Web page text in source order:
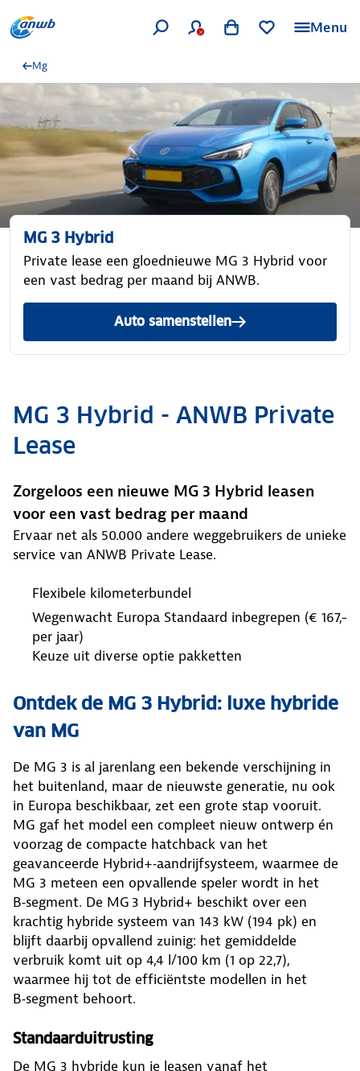
Menu
Mg
MG 3 Hybrid
Private lease een gloednieuwe MG 3 Hybrid voor
een vast bedrag per maand bij ANWB.
Auto samenstellen
MG 3 Hybrid - ANWB Private
Lease
Zorgeloos een nieuwe MG 3 Hybrid leasen
voor een vast bedrag per maand
Ervaar net als 50.000 andere weggebruikers de unieke
service van ANWB Private Lease.
Flexibele kilometerbundel
Wegenwacht Europa Standaard inbegrepen (€ 167,-
per jaar)
Keuze uit diverse optie pakketten
Ontdek de MG 3 Hybrid: luxe hybride
van MG
De MG 3 is al jarenlang een bekende verschijning in
het buitenland, maar de nieuwste generatie, nu ook
in Europa beschikbaar, zet een grote stap vooruit.
MG gaf het model een compleet nieuw ontwerp én
voorzag de compacte hatchback van het
geavanceerde Hybrid+‑aandrijfsysteem, waarmee de
MG 3 meteen een opvallende speler wordt in het
B‑segment. De MG 3 Hybrid+ beschikt over een
krachtig hybride systeem van 143 kW (194 pk) en
blijft daarbij opvallend zuinig: het gemiddelde
verbruik komt uit op 4,4 l/100 km (1 op 22,7),
waarmee hij tot de efficiëntste modellen in het
B‑segment behoort.
Standaarduitrusting
De MG 3 hybride kun je leasen vanaf het